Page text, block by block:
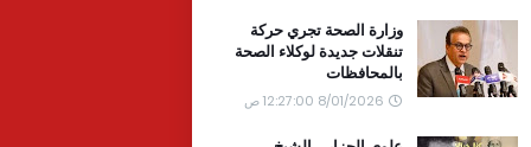
وزارة الصحة تجري حركة
تنقلات جديدة لوكلاء الصحة
بالمحافظات
8/01/2026 12:27:00 ص